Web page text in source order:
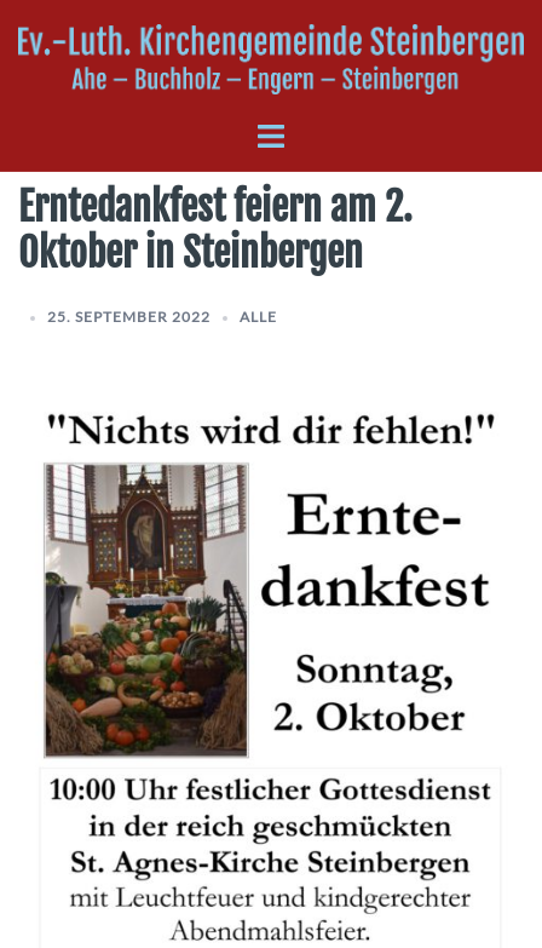
Inhalt
Menü
Erntedankfest feiern am 2.
Oktober in Steinbergen
25. SEPTEMBER 2022 ALLE